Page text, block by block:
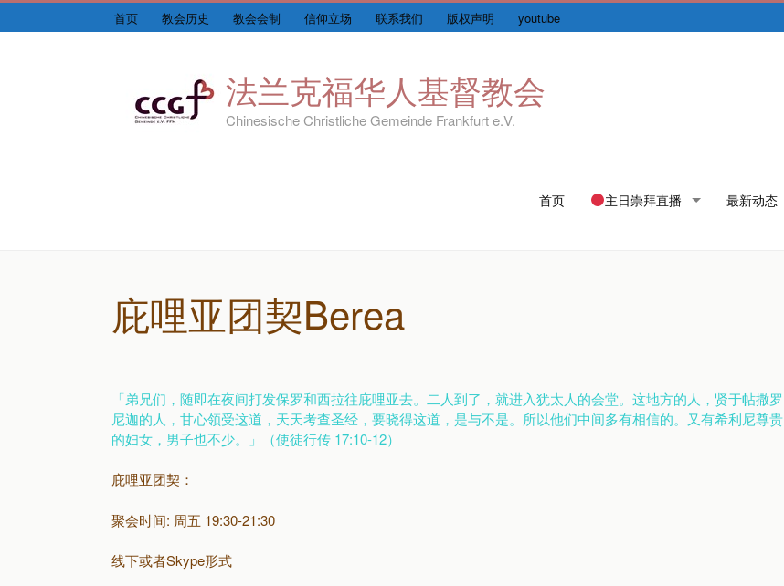
首页 教会历史 教会会制 信仰立场 联系我们 版权声明 youtube
法兰克福华人基督教会
Chinesische Christliche Gemeinde Frankfurt e.V.
Skip
首页 主日崇拜直播 最新动态
庇哩亚团契Berea
「弟兄们，随即在夜间打发保罗和西拉往庇哩亚去。二人到了，就进入犹太人的会堂。这地方的人，贤于帖撒罗
尼迦的人，甘心领受这道，天天考查圣经，要晓得这道，是与不是。所以他们中间多有相信的。又有希利尼尊贵
的妇女，男子也不少。」（使徒行传 17:10-12）
庇哩亚团契：
聚会时间: 周五 19:30-21:30
线下或者Skype形式